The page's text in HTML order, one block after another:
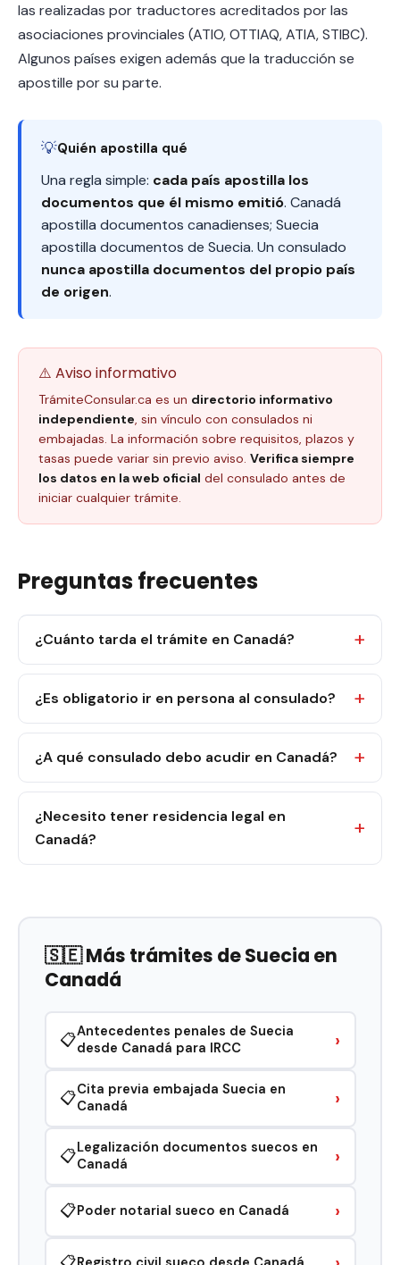
las realizadas por traductores acreditados por las
asociaciones provinciales (ATIO, OTTIAQ, ATIA, STIBC).
Algunos países exigen además que la traducción se
apostille por su parte.
💡Quién apostilla qué
Una regla simple: cada país apostilla los
documentos que él mismo emitió. Canadá
apostilla documentos canadienses; Suecia
apostilla documentos de Suecia. Un consulado
nunca apostilla documentos del propio país
de origen.
⚠️ Aviso informativo
TrámiteConsular.ca es un directorio informativo
independiente, sin vínculo con consulados ni
embajadas. La información sobre requisitos, plazos y
tasas puede variar sin previo aviso. Verifica siempre
los datos en la web oficial del consulado antes de
iniciar cualquier trámite.
Preguntas frecuentes
¿Cuánto tarda el trámite en Canadá?
¿Es obligatorio ir en persona al consulado?
¿A qué consulado debo acudir en Canadá?
¿Necesito tener residencia legal en
Canadá?
🇸🇪 Más trámites de Suecia en
Canadá
📋Antecedentes penales de Suecia
desde Canadá para IRCC
›
📋Cita previa embajada Suecia en
Canadá
›
📋Legalización documentos suecos en
Canadá
›
📋Poder notarial sueco en Canadá ›